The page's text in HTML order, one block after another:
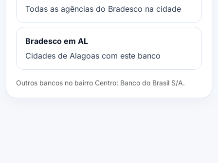
Todas as agências do Bradesco na cidade
Bradesco em AL
Cidades de Alagoas com este banco
Outros bancos no bairro Centro: Banco do Brasil S/A.